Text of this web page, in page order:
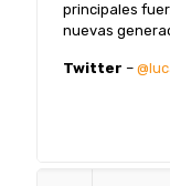
principales
nuevas
Twitter –